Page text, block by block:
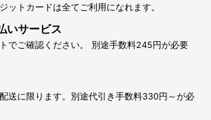
ットカードは全てご利用になれます。
いサービス
でご確認ください。 別途手数料245円が必要
送に限ります。別途代引き手数料330円～が必